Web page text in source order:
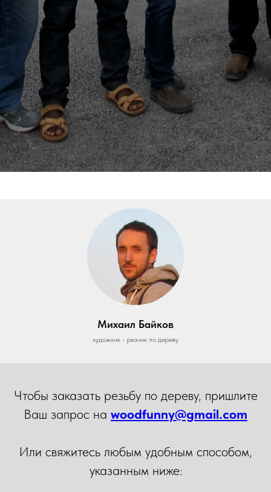
Михаил Байков
художник - резчик по дереву
Чтобы заказать резьбу по дереву, пришлите
Ваш запрос на woodfunny@gmail.com
Или свяжитесь любым удобным способом,
указанным ниже: